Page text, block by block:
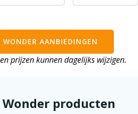
WONDER AANBIEDINGEN
prijzen kunnen dagelijks wijzigen.
Wonder producten